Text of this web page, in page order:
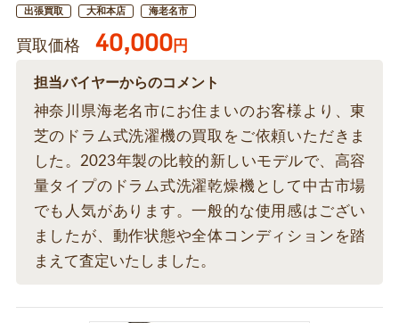
出張買取 大和本店 海老名市
買取価格 40,000円
担当バイヤーからのコメント
神奈川県海老名市にお住まいのお客様より、東
芝のドラム式洗濯機の買取をご依頼いただきま
した。2023年製の比較的新しいモデルで、高容
量タイプのドラム式洗濯乾燥機として中古市場
でも人気があります。一般的な使用感はござい
ましたが、動作状態や全体コンディションを踏
まえて査定いたしました。